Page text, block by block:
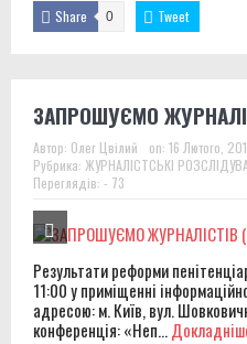
Share 0 Tweet
ЗАПРОШУЄМО
Автор: Олег Цвілий on: 16 Лютого,
Рубрика: ЖУРНАЛІСТСЬКІ
Переглядів: - 73
Результати реформи
11:00 у приміщенні
адресою: м. Київ, вул.
конференція: «Неп...